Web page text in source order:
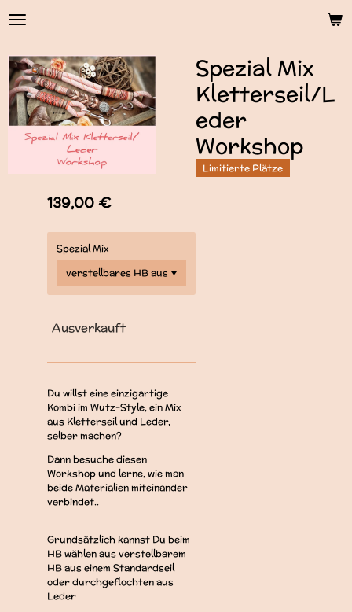
Zum
Hauptinhalt
Spezial Mix
Kletterseil/L
eder
Workshop
Limitierte Plätze
139,00 €
Spezial Mix
Ausverkauft
Du willst eine einzigartige
Kombi im Wutz-Style, ein Mix
aus Kletterseil und Leder,
selber machen?
Dann besuche diesen
Workshop und lerne, wie man
beide Materialien miteinander
verbindet..
Grundsätzlich kannst Du beim
HB wählen aus verstellbarem
HB aus einem Standardseil
oder durchgeflochten aus
Leder